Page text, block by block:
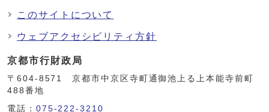
このサイトについて
ウェブアクセシビリティ方針
京都市行財政局
〒604-8571 京都市中京区寺町通御池上る上本能寺前町
488番地
電話： 075-222-3210